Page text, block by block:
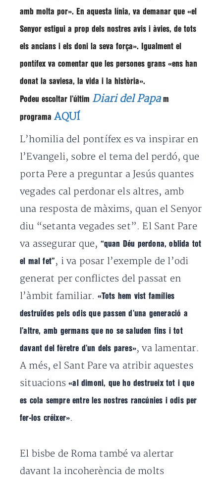
amb molta por». En aquesta línia, va demanar que «el
Senyor estigui a prop dels nostres avis i àvies, de tots
els ancians i els doni la seva força». Igualment el
pontífex va comentar que les persones grans «ens han
donat la saviesa, la vida i la història».
Podeu escoltar l’últim Diari del Papa m
programa AQUÍ
L’homilia del pontífex es va inspirar en
l’Evangeli, sobre el tema del perdó, que
porta Pere a preguntar a Jesús quantes
vegades cal perdonar els altres, amb
una resposta de màxims, quan el Senyor
diu “setanta vegades set”. El Sant Pare
va assegurar que, “quan Déu perdona, oblida tot
el mal fet” , i va posar l’exemple de l’odi
generat per conflictes del passat en
l’àmbit familiar. «Tots hem vist famílies
destruïdes pels odis que passen d’una generació a
l’altre, amb germans que no se saluden fins i tot
davant del fèretre d’un dels pares», va lamentar.
A més, el Sant Pare va atribir aquestes
situacions«al dimoni, que ho destrueix tot i que
es cola sempre entre les nostres rancúnies i odis per
fer-los créixer».
El bisbe de Roma també va alertar
davant la incoherència de molts